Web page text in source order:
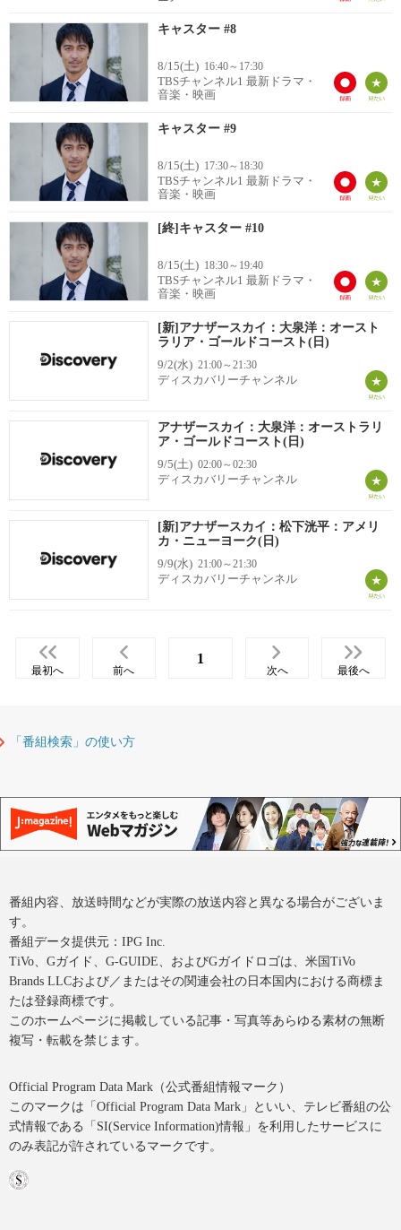
キャスター #8
8/15(土) 16:40～17:30
TBSチャンネル1 最新ドラマ・
音楽・映画
キャスター #9
8/15(土) 17:30～18:30
TBSチャンネル1 最新ドラマ・
音楽・映画
[終]キャスター #10
8/15(土) 18:30～19:40
TBSチャンネル1 最新ドラマ・
音楽・映画
[新]アナザースカイ：大泉洋：オースト
ラリア・ゴールドコースト(日)
9/2(水) 21:00～21:30
ディスカバリーチャンネル
アナザースカイ：大泉洋：オーストラリ
ア・ゴールドコースト(日)
9/5(土) 02:00～02:30
ディスカバリーチャンネル
[新]アナザースカイ：松下洸平：アメリ
カ・ニューヨーク(日)
9/9(水) 21:00～21:30
ディスカバリーチャンネル
最初へ 前へ
1
次へ 最後へ
「番組検索」の使い方
番組内容、放送時間などが実際の放送内容と異なる場合がございま
す。
番組データ提供元：IPG Inc.
TiVo、Gガイド、G-GUIDE、およびGガイドロゴは、米国TiVo
Brands LLCおよび／またはその関連会社の日本国内における商標ま
たは登録商標です。
このホームページに掲載している記事・写真等あらゆる素材の無断
複写・転載を禁じます。
Official Program Data Mark（公式番組情報マーク）
このマークは「Official Program Data Mark」といい、テレビ番組の公
式情報である「SI(Service Information)情報」を利用したサービスに
のみ表記が許されているマークです。